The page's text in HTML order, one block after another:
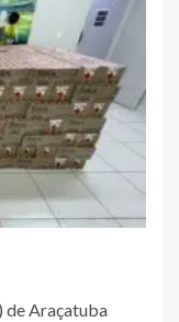
de Araçatuba